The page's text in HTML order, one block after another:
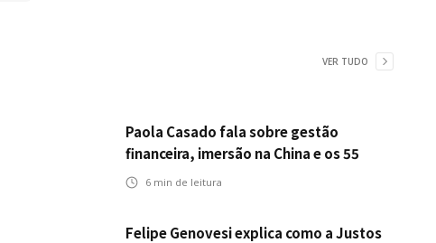
VER TUDO
Paola Casado fala sobre gestão
financeira, imersão na China e os 55
anos da ENS
6 min de leitura
Felipe Genovesi explica como a Justos